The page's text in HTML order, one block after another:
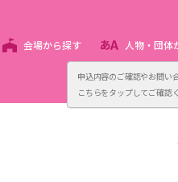
申込内容のご確認やお問い
こちらをタップしてご確認
会場から探す 人物・団体